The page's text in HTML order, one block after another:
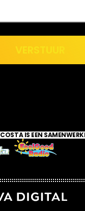
VERSTUUR
IS EEN